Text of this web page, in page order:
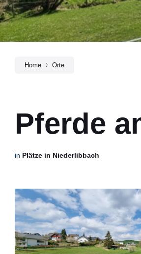
Home Orte
Pferde
in Plätze in Niederlibbach